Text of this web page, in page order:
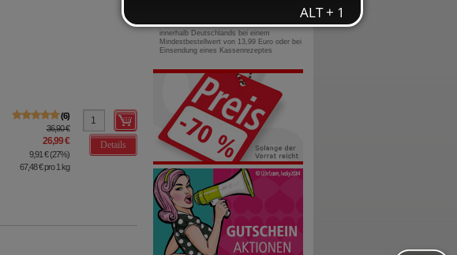
6
36,90 €
26,99 €
9,91 €(27%)
67,48 €pro 1 kg
Details
innerhalb Deutschlands bei einem
Mindestbestellwert von 13,99 Euro oder bei
Einsendung eines Kassenrezeptes